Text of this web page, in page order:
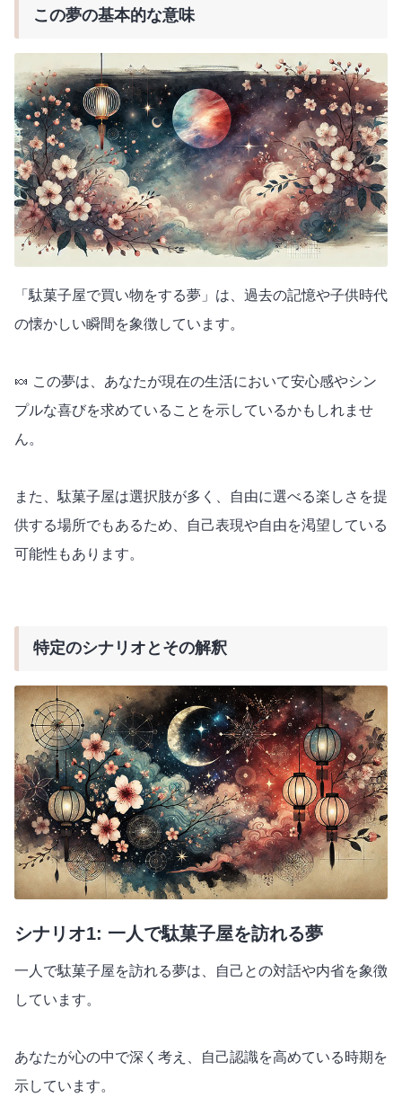
この夢の基本的な意味
「駄菓子屋で買い物をする夢」は、過去の記憶や子供時代
の懐かしい瞬間を象徴しています。
🍬 この夢は、あなたが現在の生活において安心感やシン
プルな喜びを求めていることを示しているかもしれませ
ん。
また、駄菓子屋は選択肢が多く、自由に選べる楽しさを提
供する場所でもあるため、自己表現や自由を渇望している
可能性もあります。
特定のシナリオとその解釈
シナリオ1: 一人で駄菓子屋を訪れる夢
一人で駄菓子屋を訪れる夢は、自己との対話や内省を象徴
しています。
あなたが心の中で深く考え、自己認識を高めている時期を
示しています。